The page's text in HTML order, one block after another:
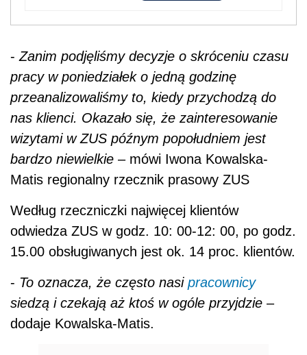
- Zanim podjęliśmy decyzje o skróceniu czasu
pracy w poniedziałek o jedną godzinę
przeanalizowaliśmy to, kiedy przychodzą do
nas klienci. Okazało się, że zainteresowanie
wizytami w ZUS późnym popołudniem jest
bardzo niewielkie – mówi Iwona Kowalska-
Matis regionalny rzecznik prasowy ZUS
Według rzeczniczki najwięcej klientów
odwiedza ZUS w godz. 10: 00-12: 00, po godz.
15.00 obsługiwanych jest ok. 14 proc. klientów.
- To oznacza, że często nasi pracownicy
siedzą i czekają aż ktoś w ogóle przyjdzie –
dodaje Kowalska-Matis.